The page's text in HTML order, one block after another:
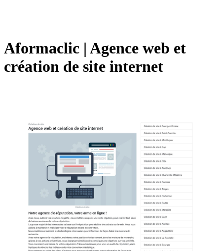
Aformaclic | Agence web et
création de site internet